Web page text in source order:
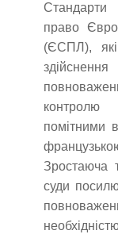
право
(ЄСПЛ),
помітними
Зростаюча
суди